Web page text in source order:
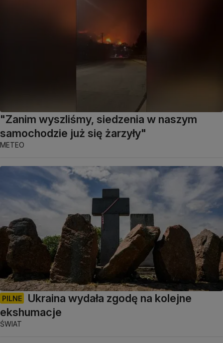
"Zanim wyszliśmy, siedzenia w naszym
samochodzie już się żarzyły"
METEO
PILNE
Ukraina wydała zgodę na kolejne
ekshumacje
ŚWIAT